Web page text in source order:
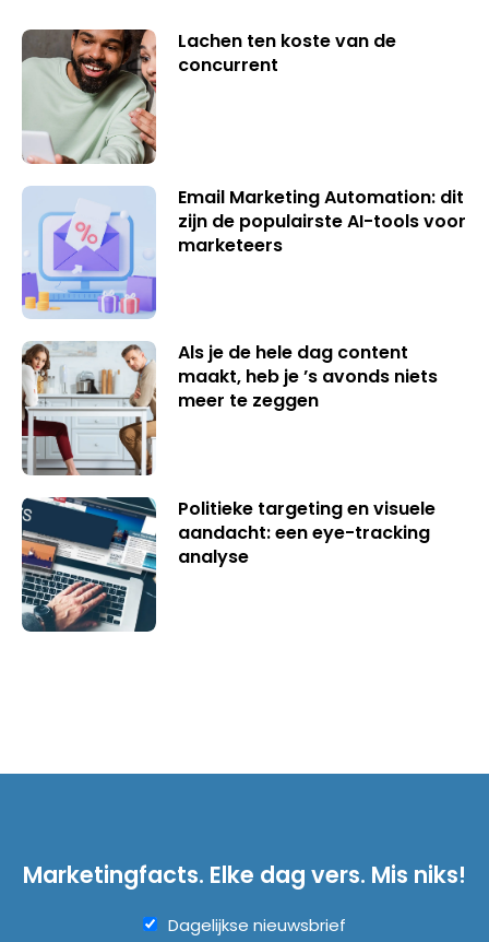
Lachen ten koste van de
concurrent
Email Marketing Automation: dit
zijn de populairste AI-tools voor
marketeers
Als je de hele dag content
maakt, heb je ’s avonds niets
meer te zeggen
Politieke targeting en visuele
aandacht: een eye-tracking
analyse
Marketingfacts. Elke dag vers. Mis niks!
Dagelijkse nieuwsbrief